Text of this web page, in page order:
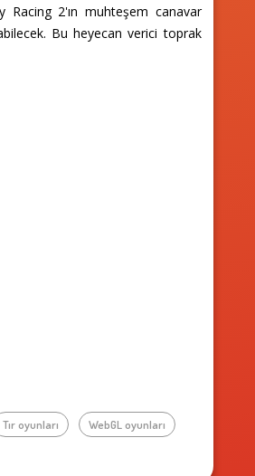
Racing 2'ın muhteşem canavar
Bu heyecan verici toprak
Tır oyunları WebGL oyunları